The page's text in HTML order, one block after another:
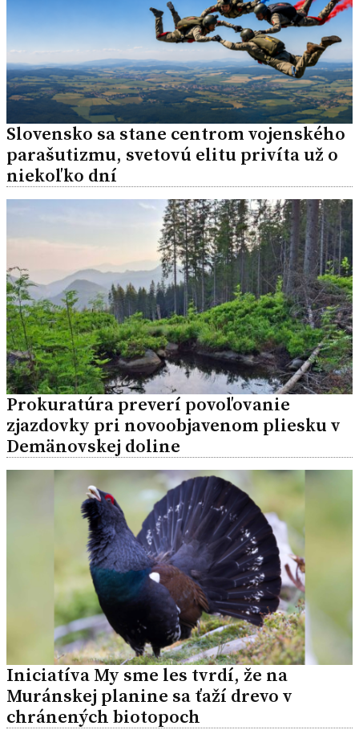
Slovensko sa stane centrom vojenského
parašutizmu, svetovú elitu privíta už o
niekoľko dní
Prokuratúra preverí povoľovanie
zjazdovky pri novoobjavenom pliesku v
Demänovskej doline
Iniciatíva My sme les tvrdí, že na
Muránskej planine sa ťaží drevo v
chránených biotopoch